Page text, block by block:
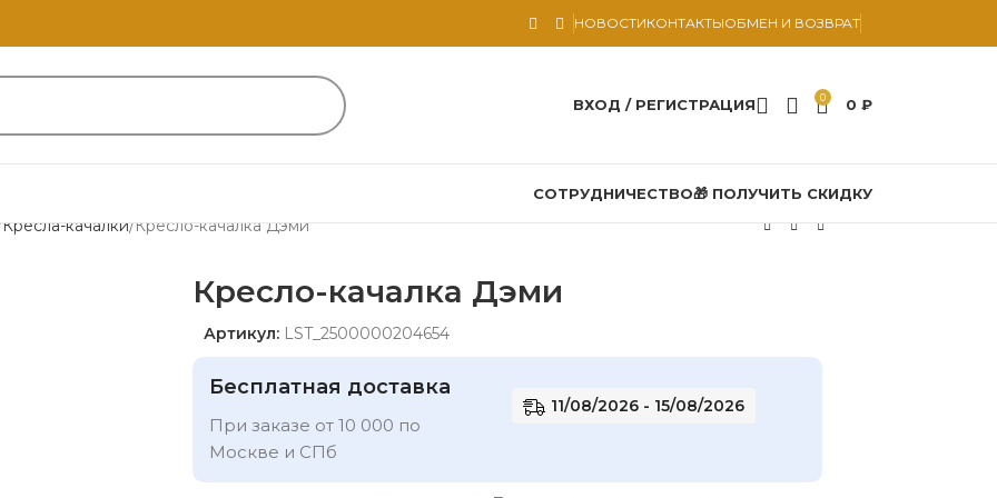
НОВОСТИКОНТАКТЫОБМЕН И ВОЗВРАТ
ВХОД / РЕГИСТРАЦИЯ 0 0 ₽
СОТРУДНИЧЕСТВО🎁 ПОЛУЧИТЬ СКИДКУ
Кресла-качалки Кресло-качалка Дэми
Кресло-качалка Дэми
Артикул: LST_2500000204654
Бесплатная доставка
При заказе от 10 000 по
Москве и СПб
11/08/2026 - 15/08/2026